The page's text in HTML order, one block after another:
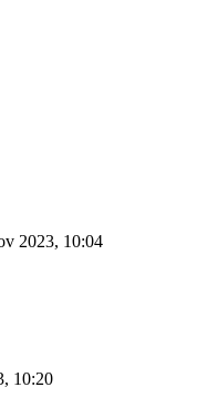
2023, 10:04
10:20